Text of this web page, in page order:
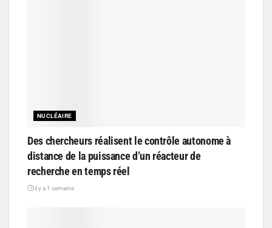
NUCLÉAIRE
Des chercheurs réalisent le contrôle autonome à
distance de la puissance d’un réacteur de
recherche en temps réel
il y a 1 semaine